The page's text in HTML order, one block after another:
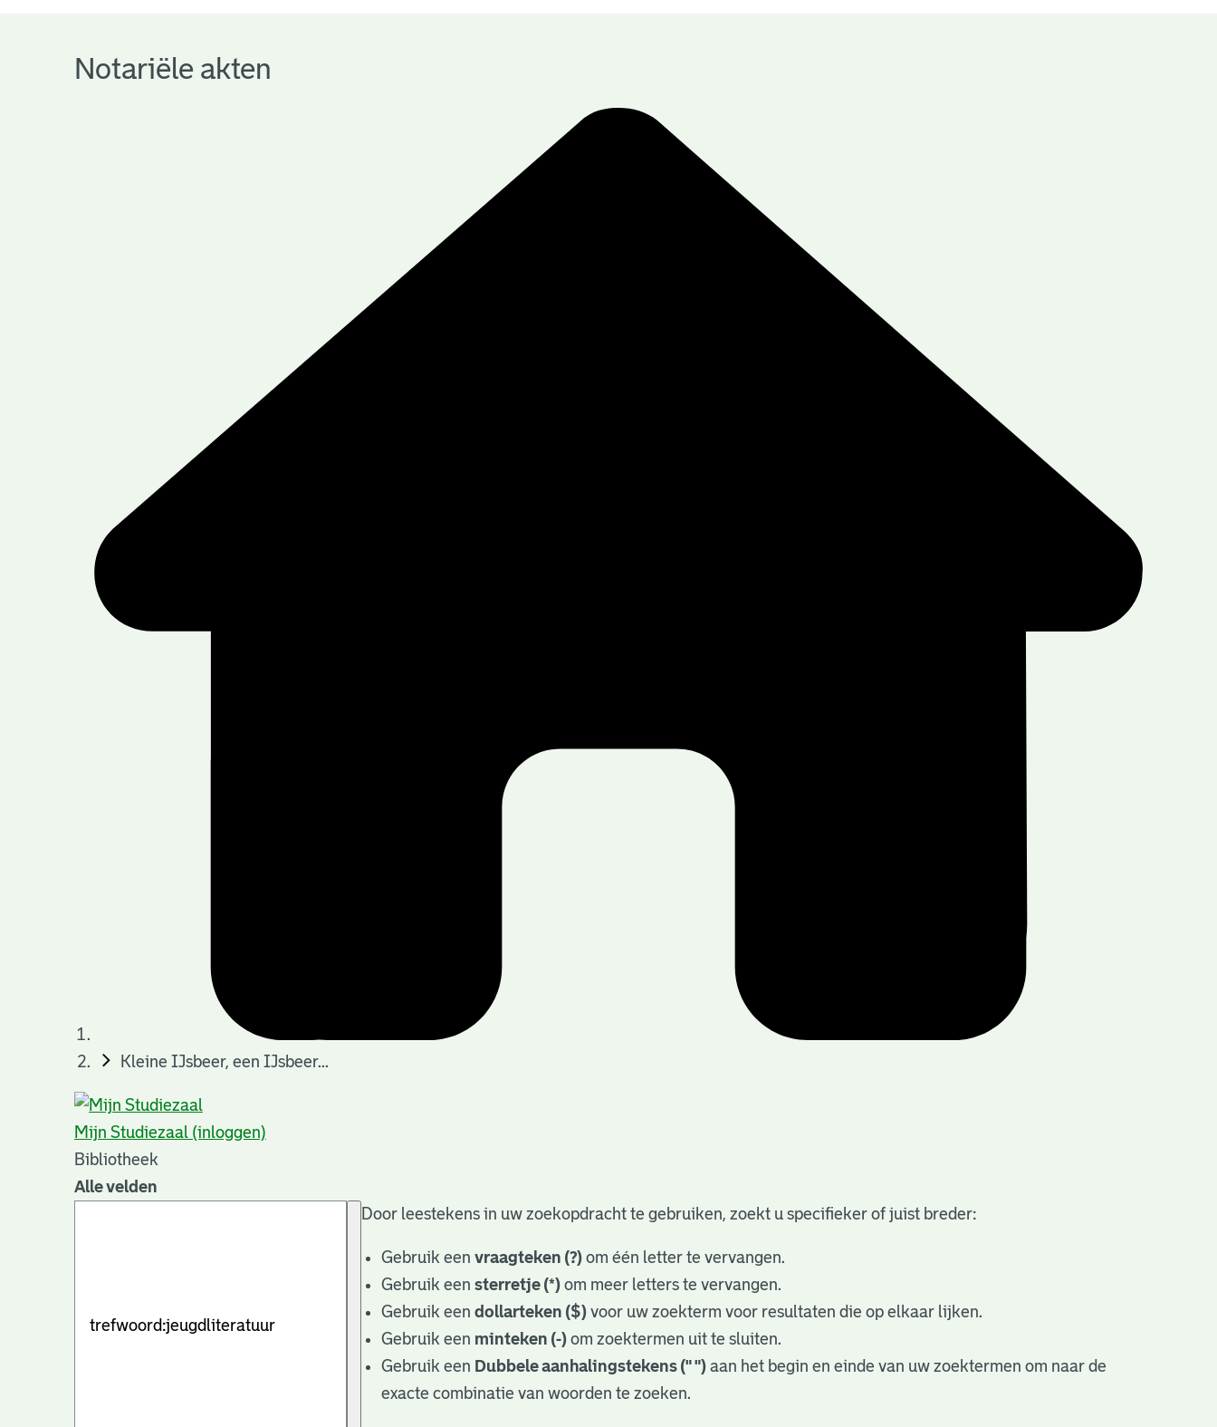
archieven
Notariële akten
Kleine IJsbeer, een IJsbeer...
Mijn Studiezaal (inloggen)
Bibliotheek
Alle velden
Door leestekens in uw zoekopdracht te gebruiken, zoekt u specifieker of juist breder:
Gebruik eenvraagteken (?) om één letter te vervangen.
Gebruik eensterretje (*) om meer letters te vervangen.
Gebruik eendollarteken ($) voor uw zoekterm voor resultaten die op elkaar lijken.
Gebruik een minteken (-) om zoektermen uit te sluiten.
Gebruik een Dubbele aanhalingstekens (" ") aan het begin en einde van uw zoektermen om naar de
exacte combinatie van woorden te zoeken.